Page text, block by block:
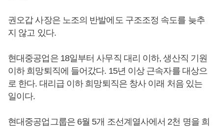
권오갑 사장은 노조의 반발에도 구조조정 속도를 늦추
지 않고 있다.
현대중공업은 18일부터 사무직 대리 이하, 생산직 기원
이하 희망퇴직에 들어갔다. 15년 이상 근속자를 대상으
로 한다. 대리급 이하 희망퇴직은 창사 이래 처음 있는
일이다.
현대중공업그룹은 6월 5개 조선계열사에서 2천 명을 희